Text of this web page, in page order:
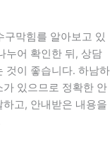
막힘를 알아보고 있
누어 확인한 뒤, 상담
것이 좋습니다. 하남하
있으므로 정확한 안
고, 안내받은 내용을